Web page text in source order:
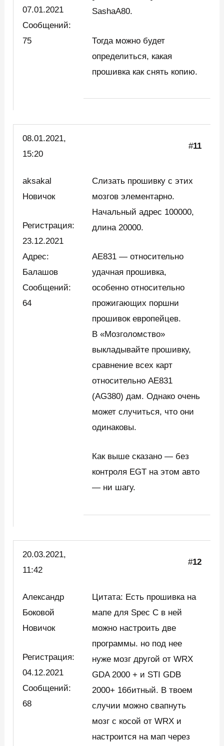
07.01.2021
Сообщений:
75
SashaA80.
Тогда можно будет
определиться, какая
прошивка как снять копию.
08.01.2021,
15:20
#11
aksakal
Новичок
Регистрация:
23.12.2021
Адрес:
Балашов
Сообщений:
64
Слизать прошивку с этих
мозгов элементарно.
Начальный адрес 100000,
длина 20000.
AE831 — относительно
удачная прошивка,
особенно относительно
прожигающих поршни
прошивок европейцев.
В «Мозголомство»
выкладывайте прошивку,
сравнение всех карт
относительно AE831
(AG380) дам. Однако очень
может случиться, что они
одинаковы.
Как выше сказано — без
контроля EGT на этом авто
— ни шагу.
20.03.2021,
11:42
#12
Александр
Боковой
Новичок
Регистрация:
04.12.2021
Сообщений:
68
Цитата: Есть прошивка на
мапе для Spec C в ней
можно настроить две
программы. но под нее
нуже мозг другой от WRX
GDA 2000 + и STI GDB
2000+ 16битный. В твоем
случии можно свапнуть
мозг с косой от WRX и
настроится на мап через